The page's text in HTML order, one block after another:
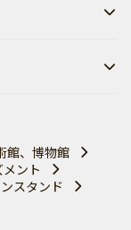
館、博物館
ント
スタンド